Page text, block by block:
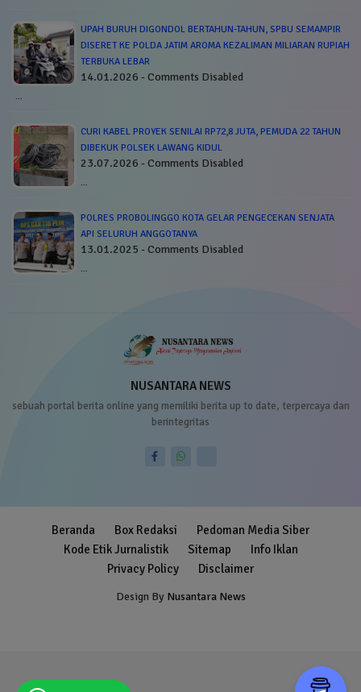
UPAH BURUH DIGONDOL BERTAHUN-TAHUN, SPBU SEMAMPIR
DISERET KE POLDA JATIM AROMA KEZALIMAN MILIARAN RUPIAH
TERBUKA LEBAR
14.01.2026 - Comments Disabled
…
CURI KABEL PROYEK SENILAI RP72,8 JUTA, PEMUDA 22 TAHUN
DIBEKUK POLSEK LAWANG KIDUL
23.07.2026 - Comments Disabled
…
POLRES PROBOLINGGO KOTA GELAR PENGECEKAN SENJATA
API SELURUH ANGGOTANYA
13.01.2025 - Comments Disabled
…
NUSANTARA NEWS
sebuah portal berita online yang memiliki berita up to date, terpercaya dan
berintegritas
Design By Nusantara News
Beranda Box Redaksi
Pedoman Media Siber
Kode Etik Jurnalistik
Sitemap
Info Iklan
Privacy Policy
Disclaimer